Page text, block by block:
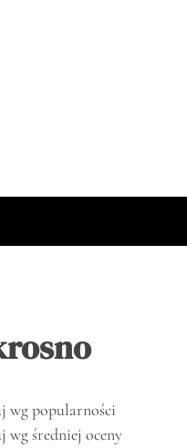
wg popularności
wg średniej oceny